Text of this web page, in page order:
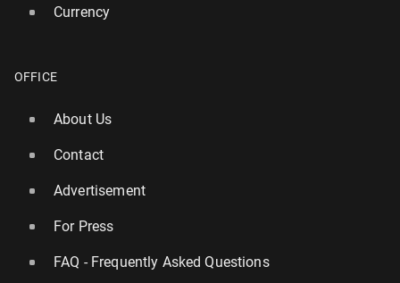
Currency
OFFICE
About Us
Contact
Advertisement
For Press
FAQ - Frequently Asked Questions